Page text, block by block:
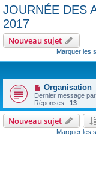
JOURNÉE DES
2017
Nouveau sujet
Marquer les
Organisation
Dernier message par
Réponses : 13
Nouveau sujet
Marquer les